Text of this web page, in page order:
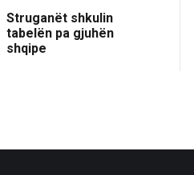
Struganët shkulin
tabelën pa gjuhën
shqipe